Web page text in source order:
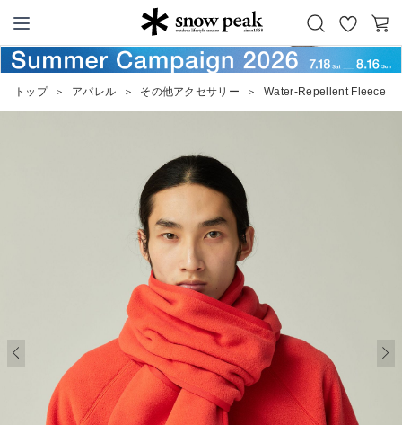
Snow Peak
お
気
カ
ー
トップ ＞ アパレル ＞ その他アクセサリー ＞ Water-Repellent Fleece